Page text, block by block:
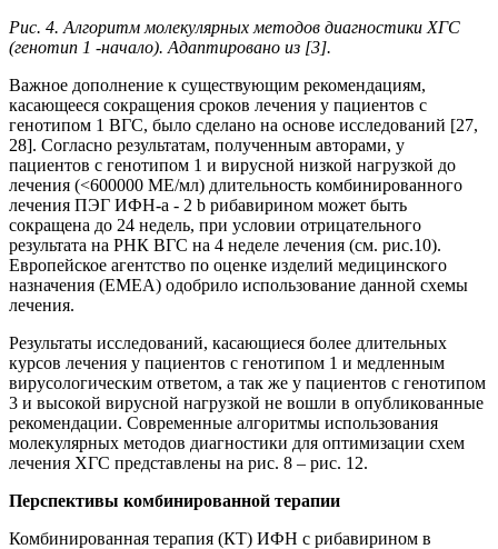
Рис. 4. Алгоритм молекулярных методов диагностики ХГС
(генотип 1 -начало). Адаптировано из [3].
Важное дополнение к существующим рекомендациям,
касающееся сокращения сроков лечения у пациентов с
генотипом 1 ВГС, было сделано на основе исследований [27,
28]. Согласно результатам, полученным авторами, у
пациентов с генотипом 1 и вирусной низкой нагрузкой до
лечения (<600000 МЕ/мл) длительность комбинированного
лечения ПЭГ ИФН-a - 2 b рибавирином может быть
сокращена до 24 недель, при условии отрицательного
результата на РНК ВГС на 4 неделе лечения (см. рис.10).
Европейское агентство по оценке изделий медицинского
назначения (EMEA) одобрило использование данной схемы
лечения.
Результаты исследований, касающиеся более длительных
курсов лечения у пациентов с генотипом 1 и медленным
вирусологическим ответом, а так же у пациентов с генотипом
3 и высокой вирусной нагрузкой не вошли в опубликованные
рекомендации. Современные алгоритмы использования
молекулярных методов диагностики для оптимизации схем
лечения ХГС представлены на рис. 8 – рис. 12.
Перспективы комбинированной терапии
Комбинированная терапия (КТ) ИФН с рибавирином в